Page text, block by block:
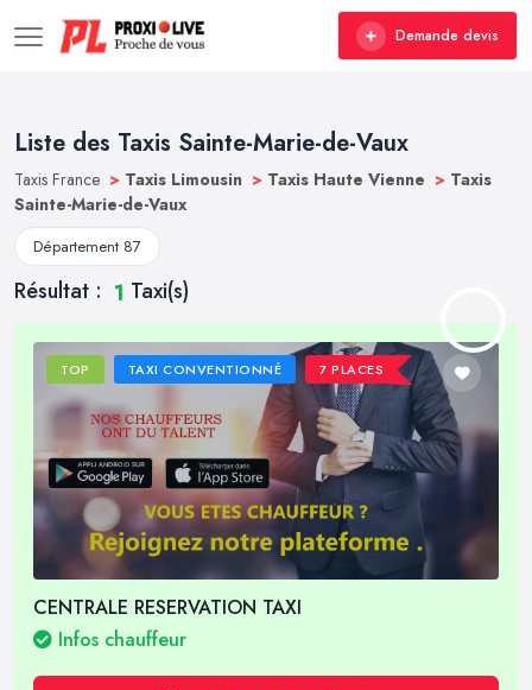
Demande devis
Liste des Taxis Sainte-Marie-de-Vaux
Taxis France > Taxis Limousin > Taxis Haute Vienne > Taxis
Sainte-Marie-de-Vaux
Département 87
Résultat : 1 Taxi(s)
TOP TAXI CONVENTIONNÉ 7 PLACES
CENTRALE RESERVATION TAXI
Infos chauffeur